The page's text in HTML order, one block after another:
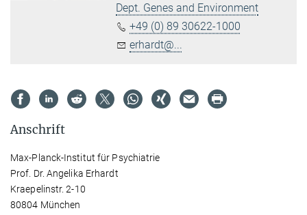
Dept. Genes and Environment
+49 (0) 89 30622-1000
erhardt@...
Anschrift
Max-Planck-Institut für Psychiatrie
Prof. Dr. Angelika Erhardt
Kraepelinstr. 2-10
80804 München